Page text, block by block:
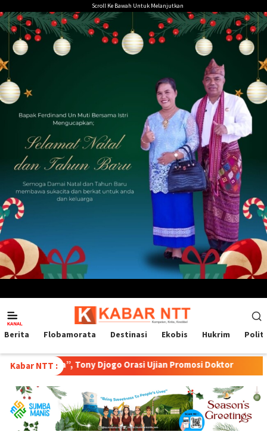
ke
konten
Scroll Ke Bawah Untuk Melanjutkan
Mobile
Berita Flobamorata Destinasi Ekobis Hukrim
Kabar NTT :
Tony Djogo Orasi Ujian Promosi Doktor Transformasi